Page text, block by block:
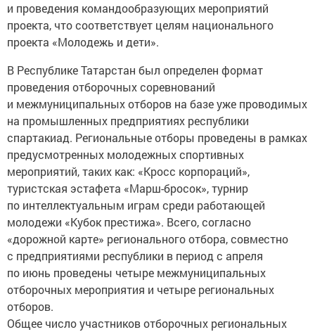
и проведения командообразующих мероприятий
проекта, что соответствует целям национального
проекта «Молодежь и дети».
В Республике Татарстан был определен формат
проведения отборочных соревнований
и межмуниципальных отборов на базе уже проводимых
на промышленных предприятиях республики
спартакиад. Региональные отборы проведены в рамках
предусмотренных молодежных спортивных
мероприятий, таких как: «Кросс корпораций»,
туристская эстафета «Марш-бросок», турнир
по интеллектуальным играм среди работающей
молодежи «Кубок престижа». Всего, согласно
«дорожной карте» регионального отбора, совместно
с предприятиями республики в период с апреля
по июнь проведены четыре межмуниципальных
отборочных мероприятия и четыре региональных
отборов.
Общее число участников отборочных региональных